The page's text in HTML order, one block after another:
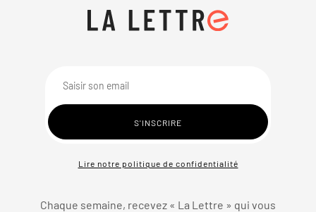
Lire notre politique de confidentialité
Chaque semaine, recevez « La Lettre » qui vous